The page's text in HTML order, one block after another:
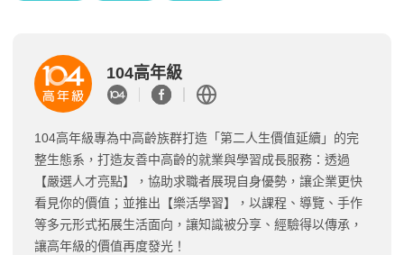
104高年級
104高年級專為中高齡族群打造「第二人生價值延續」的完
整生態系，打造友善中高齡的就業與學習成長服務：透過
【嚴選人才亮點】，協助求職者展現自身優勢，讓企業更快
看見你的價值；並推出【樂活學習】，以課程、導覽、手作
等多元形式拓展生活面向，讓知識被分享、經驗得以傳承，
讓高年級的價值再度發光！